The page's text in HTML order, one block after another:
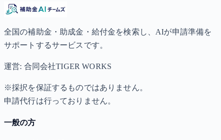
全国の補助金・助成金・給付金を検索し、AIが申請準備を
サポートするサービスです。
運営: 合同会社TIGER WORKS
※採択を保証するものではありません。
申請代行は行っておりません。
一般の方